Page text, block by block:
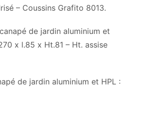
– Coussins Grafito 8013.
de jardin aluminium et
x l.85 x Ht.81 – Ht. assise
de jardin aluminium et HPL :